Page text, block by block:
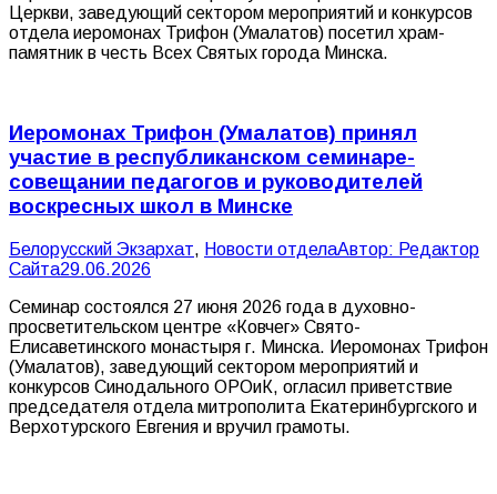
Церкви, заведующий сектором мероприятий и конкурсов
отдела иеромонах Трифон (Умалатов) посетил храм-
памятник в честь Всех Святых города Минска.
Иеромонах Трифон (Умалатов) принял
участие в республиканском семинаре-
совещании педагогов и руководителей
воскресных школ в Минске
Белорусский Экзархат, Новости отделаАвтор: Редактор
Сайта29.06.2026
Семинар состоялся 27 июня 2026 года в духовно-
просветительском центре «Ковчег» Свято-
Елисаветинского монастыря г. Минска. Иеромонах Трифон
(Умалатов), заведующий сектором мероприятий и
конкурсов Синодального ОРОиК, огласил приветствие
председателя отдела митрополита Екатеринбургского и
Верхотурского Евгения и вручил грамоты.